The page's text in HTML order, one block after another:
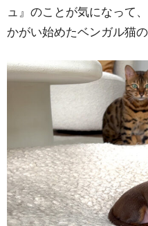
ュ』のことが気になって
かがい始めたベンガル猫の